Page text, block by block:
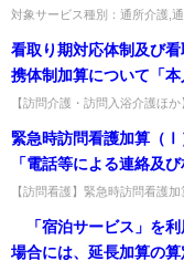
ける食費よりコストが低
ことから、他の食費より
定することは可能か。
所等において利用者又
族への説明や同意の取得
必要はあるか。また、利
はその家族への説明や同
得が必要な場合、利用者
の家族への説明を行った
や、利用者又はその家
意を受けたことを記録
はあるか。
対象サービス種別：通所介護,
対応型通所介護,介護予防認知症
所介護基準種別:介護報酬...
看取り期対応体制及び看
携体制加算について「本
はその家族に対する随
明」とあるが、具体的に
うことか。
【訪問介護・訪問入浴介護ほ
明」とは何か。対応方針に基づ
家族の求めに応じて記録を活用
緊急時訪問看護加算（Ⅰ
「電話等による連絡及
担当する者に対する支
確保」とは、具体的にど
な体制を指すのか。
【訪問看護】緊急時訪問看護
保」とは。他の看護師に相談・
きる体制や、事前の利用者情報
「宿泊サービス」を利
場合には、延長加算の算